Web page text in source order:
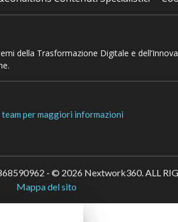
della Trasformazione Digitale e
per maggiori informazioni
- © 2026 Nextwork360. ALL
Mappa del sito